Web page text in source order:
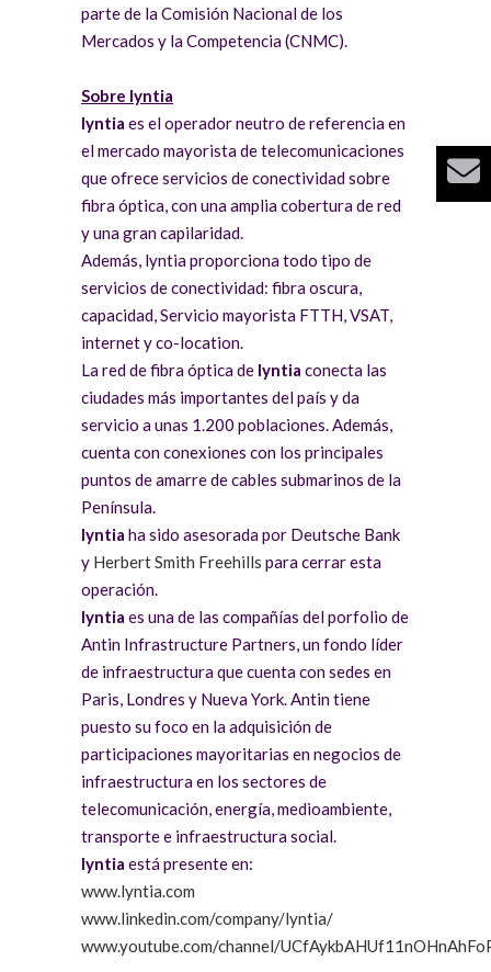
parte de la Comisión Nacional de los
Mercados y la Competencia (CNMC).
Sobre lyntia
lyntia es el operador neutro de referencia en
el mercado mayorista de telecomunicaciones
que ofrece servicios de conectividad sobre
fibra óptica, con una amplia cobertura de red
y una gran capilaridad.
Además, lyntia proporciona todo tipo de
servicios de conectividad: fibra oscura,
capacidad, Servicio mayorista FTTH, VSAT,
internet y co-location.
La red de fibra óptica de lyntia conecta las
ciudades más importantes del país y da
servicio a unas 1.200 poblaciones. Además,
cuenta con conexiones con los principales
puntos de amarre de cables submarinos de la
Península.
lyntia ha sido asesorada por Deutsche Bank
y Herbert Smith Freehills para cerrar esta
operación.
lyntia es una de las compañías del porfolio de
Antin Infrastructure Partners, un fondo líder
de infraestructura que cuenta con sedes en
Paris, Londres y Nueva York. Antin tiene
puesto su foco en la adquisición de
participaciones mayoritarias en negocios de
infraestructura en los sectores de
telecomunicación, energía, medioambiente,
transporte e infraestructura social.
lyntia está presente en:
www.lyntia.com
www.linkedin.com/company/lyntia/
www.youtube.com/channel/